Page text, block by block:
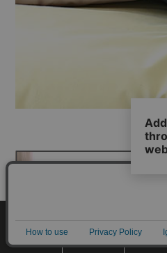
サイズ
お買物ガ